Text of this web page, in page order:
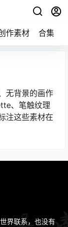
作素材 合集
无背景的画作
、笔触纹理
注这些素材在
界联系，也没有